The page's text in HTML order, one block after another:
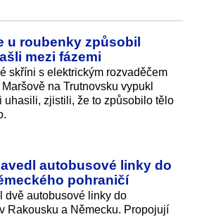
u roubenky způsobil
mezi fázemi
skříni s elektrickým rozvaděčem
na Trutnovsku vypukl
uhasili, zjistili, že to způsobilo tělo
autobusové linky do
pohraničí
dvě autobusové linky do
Rakousku a Německu. Propojují